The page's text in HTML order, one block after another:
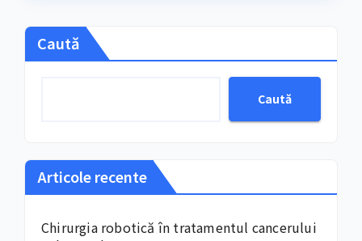
Caută
Caută
Articole recente
Chirurgia robotică în tratamentul cancerului